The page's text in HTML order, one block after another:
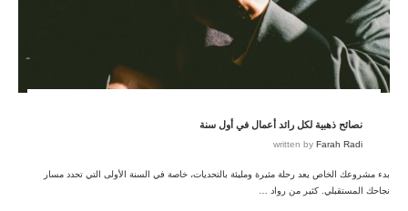
نصائح ذهبية لكل رائد أعمال في أول سنة
written by Farah Radi
بدء مشروعك الخاص يعد رحلة مثيرة ومليئة بالتحديات، خاصة في السنة الأولى التي تحدد مسار
نجاحك المستقبلي. كثير من رواد …